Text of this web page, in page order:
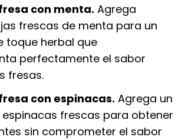
con menta. Agrega
frescas de menta para un
toque herbal que
perfectamente el sabor
fresas.
con espinacas. Agrega un
frescas para obtener
sin comprometer el sabor